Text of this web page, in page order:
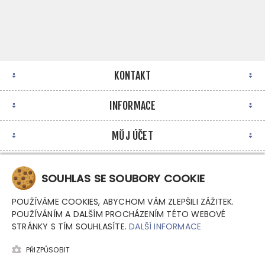
KONTAKT
INFORMACE
MŮJ ÚČET
SOUHLAS SE SOUBORY COOKIE
POUŽÍVÁME COOKIES, ABYCHOM VÁM ZLEPŠILI ZÁŽITEK.
POUŽÍVÁNÍM A DALŠÍM PROCHÁZENÍM TÉTO WEBOVÉ
STRÁNKY S TÍM SOUHLASÍTE.DALŠÍ INFORMACE
PŘIZPŮSOBIT